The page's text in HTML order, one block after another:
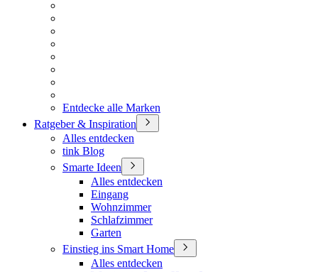
Entdecke alle Marken
Ratgeber & Inspiration
Alles entdecken
tink Blog
Smarte Ideen
Alles entdecken
Eingang
Wohnzimmer
Schlafzimmer
Garten
Einstieg ins Smart Home
Alles entdecken